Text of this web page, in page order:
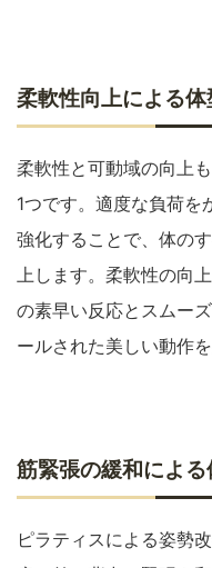
柔軟性向上による体
柔軟性と可動域の向上
1つです。適度な負荷を
強化することで、体の
上します。柔軟性の向
の素早い反応とスムー
ールされた美しい動作
筋緊張の緩和によ
ピラティスによる姿勢